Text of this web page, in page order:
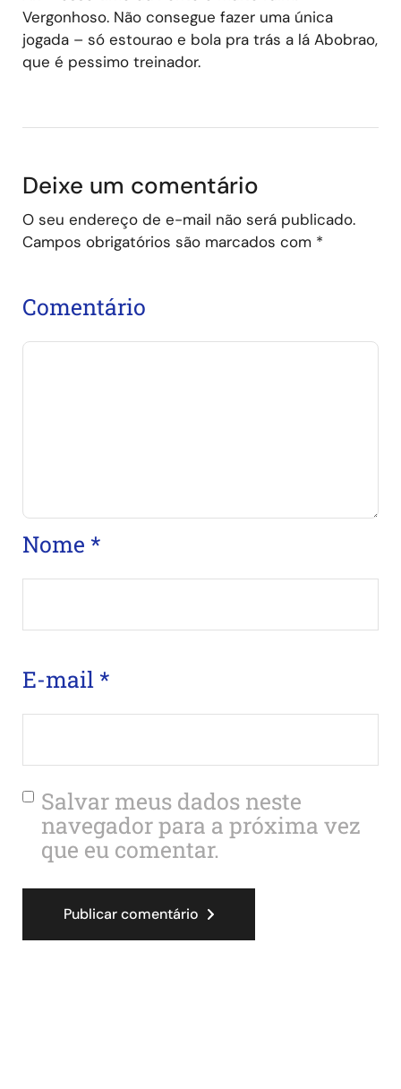
Vergonhoso. Não consegue fazer uma única
jogada – só estourao e bola pra trás a lá Abobrao,
que é pessimo treinador.
Deixe um comentário
O seu endereço de e-mail não será publicado.
Campos obrigatórios são marcados com *
Comentário
Nome *
E-mail *
Salvar meus dados neste
navegador para a próxima vez
que eu comentar.
Publicar comentário